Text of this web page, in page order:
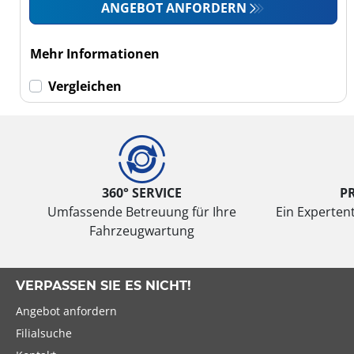
LKW (0)
Run-flat (mit
Notlaufeigenschaft)
Run-flat (mit
Notlaufeigenschaft)
Keine Run-flat (1)
ANGEBOT ANFORDERN
Mehr Informationen
Vergleichen
360° SERVICE
Umfassende Betreuung für Ihre
Fahrzeugwartung
Ein
VERPASSEN SIE ES NICHT!
Angebot anfordern
Filialsuche